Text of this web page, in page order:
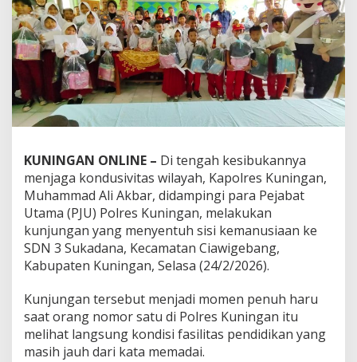
Tengah
Keterbatasan
KUNINGAN ONLINE – Di tengah kesibukannya
menjaga kondusivitas wilayah, Kapolres Kuningan,
Muhammad Ali Akbar, didampingi para Pejabat
Utama (PJU) Polres Kuningan, melakukan
kunjungan yang menyentuh sisi kemanusiaan ke
SDN 3 Sukadana, Kecamatan Ciawigebang,
Kabupaten Kuningan, Selasa (24/2/2026).
Kunjungan tersebut menjadi momen penuh haru
saat orang nomor satu di Polres Kuningan itu
melihat langsung kondisi fasilitas pendidikan yang
masih jauh dari kata memadai.